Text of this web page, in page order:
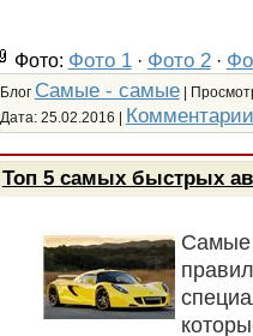
Фото: Фото 1· Фото 2·
Блог Самые - самые|
Дата: 25.02.2016 |
Топ 5 самых быстрых